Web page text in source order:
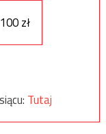
100 zł
Tutaj